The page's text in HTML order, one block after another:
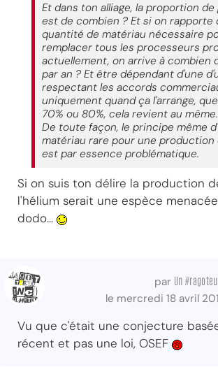
Et dans ton alliage, la proportion
est de combien ? Et si on rapporte
quantité de matériau nécessaire
remplacer tous les processeurs
actuellement, on arrive à combien
par an ? Et être dépendant d'une
respectant les accords
uniquement quand ça l'arrange,
70% ou 80%, cela revient au même.
De toute façon, le principe même
matériau rare pour une production
est par essence problématique.
Si on suis ton délire la production
l'hélium serait une espèce
dodo...
par Un
le mercredi 18 avril
Vu que c'était une conjecture
récent et pas une loi, OSEF